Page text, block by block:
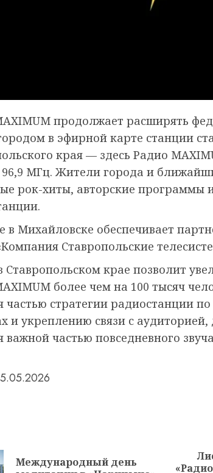
продолжает расширять
в эфирной карте станции
края — здесь Радио
96,9 МГц. Жители города и
рок-хиты, авторские
в Михайловске обеспечивает
Ставропольские
Ставропольском крае позволит
более чем на 100 тысяч
частью стратегии радиостанции
и укреплению связи с
важной частью повседневного
Международный день